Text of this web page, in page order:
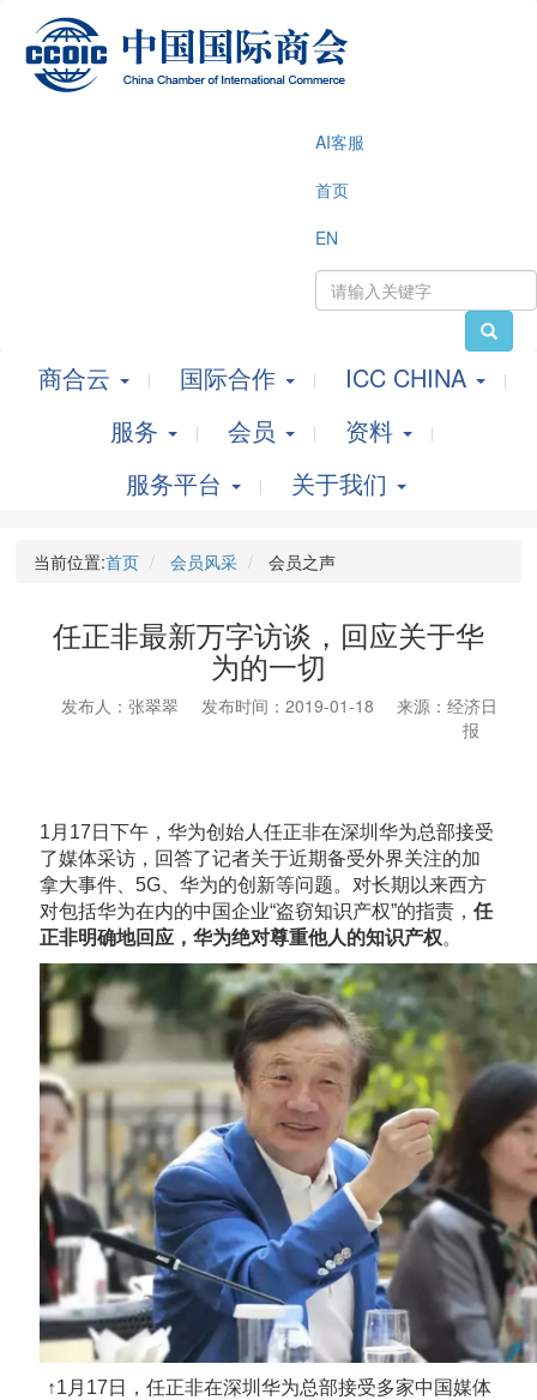
AI客服
首页
EN
商合云 国际合作
ICC CHINA
服务
会员
资料
服务平台
关于我们
当前位置:首页 会员风采 会员之声
任正非最新万字访谈，回应关于华
为的一切
发布人：张翠翠 发布时间：2019-01-18
来源：经济日
报
1月17日下午，华为创始人任正非在深圳华为总部接受
了媒体采访，回答了记者关于近期备受外界关注的加
拿大事件、5G、华为的创新等问题。对长期以来西方
对包括华为在内的中国企业“盗窃知识产权”的指责， 任
正非明确地回应，华为绝对尊重他人的知识产权。
↑1月17日，任正非在深圳华为总部接受多家中国媒体